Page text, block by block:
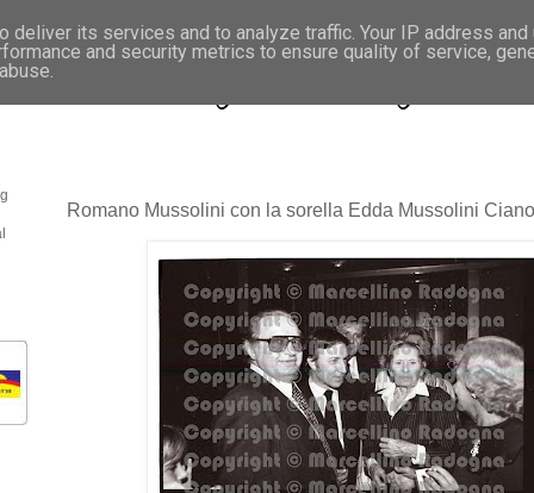
- Fotonotizie per la stampa
Romano Mussolini con la sorella Edda Mussolini Ciano
its services and to analyze traffic. Your IP address and
and security metrics to ensure quality of service,